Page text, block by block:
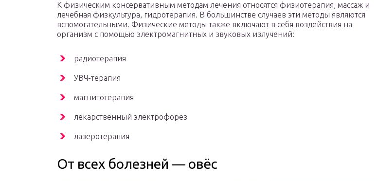
К физическим консервативным методам лечения относятся физиотерапия, массаж и
лечебная физкультура, гидротерапия. В большинстве случаев эти методы являются
вспомогательными. Физические методы также включают в себя воздействия на
организм с помощью электромагнитных и звуковых излучений:
радиотерапия
УВЧ-терапия
магнитотерапия
лекарственный электрофорез
лазеротерапия
От всех болезней — овёс